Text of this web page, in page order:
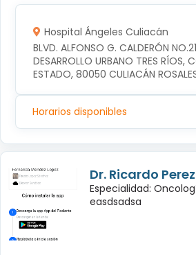
Hospital Ángeles Culiacán
BLVD. ALFONSO G. CALDERÓN
DESARROLLO URBANO TRES RÍOS,
ESTADO, 80050 CULIACÁN
Horarios disponibles
Dr. Ricardo
Especialidad:
easdsadsa